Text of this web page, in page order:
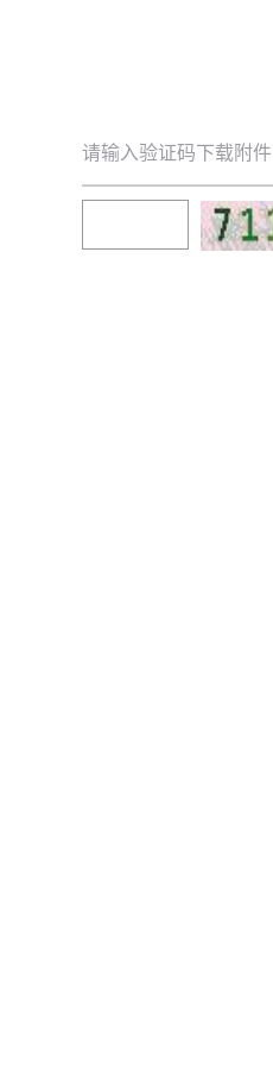
请输入验证码下载附件